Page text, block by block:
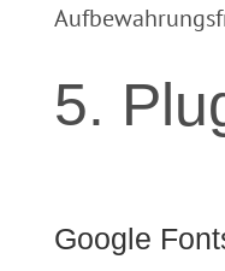
5.
Google